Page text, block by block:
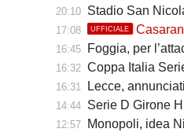
20:10 Stadio San Nicola, il
17:08 UFFICIALE
16:45 Foggia, per
16:32 Coppa Italia
16:31 Lecce,
14:44 Serie D Girone
12:57 Monopoli, idea